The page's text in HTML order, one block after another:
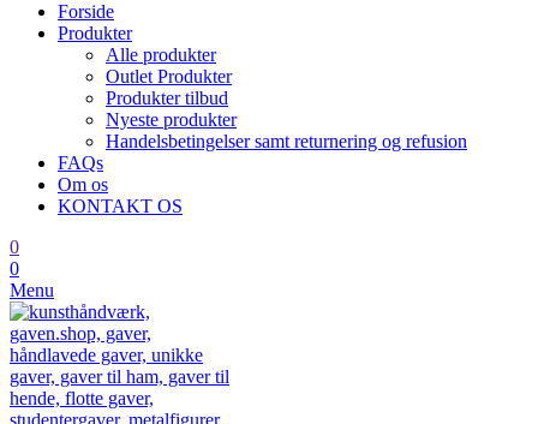
Forside
Produkter
Alle produkter
Outlet Produkter
Produkter tilbud
Nyeste produkter
Handelsbetingelser samt returnering og refusion
FAQs
Om os
KONTAKT OS
0
0
Menu